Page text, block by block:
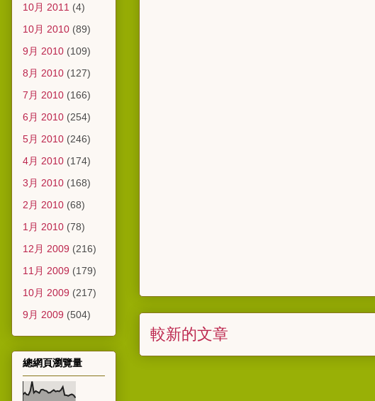
較新的文章
10月 2011 (4)
10月 2010 (89)
9月 2010 (109)
8月 2010 (127)
7月 2010 (166)
6月 2010 (254)
5月 2010 (246)
4月 2010 (174)
3月 2010 (168)
2月 2010 (68)
1月 2010 (78)
12月 2009 (216)
11月 2009 (179)
10月 2009 (217)
9月 2009 (504)
總網頁瀏覽量